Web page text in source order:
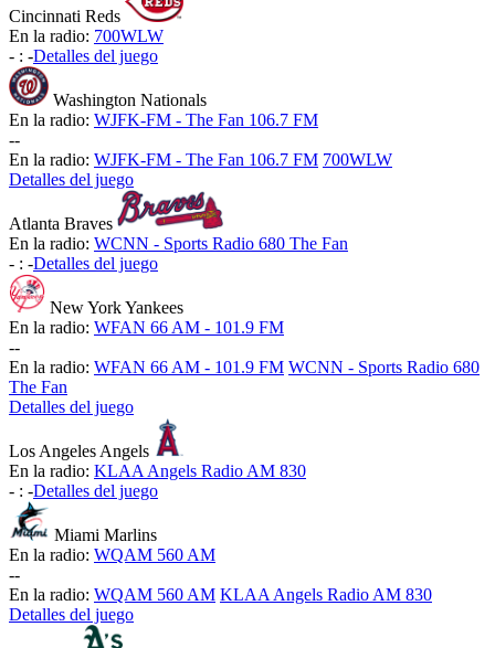
Cincinnati Reds
En la radio: 700WLW
- : -Detalles del juego
Washington Nationals
En la radio: WJFK-FM - The Fan 106.7 FM
--
En la radio: WJFK-FM - The Fan 106.7 FM 700WLW
Detalles del juego
Atlanta Braves
En la radio: WCNN - Sports Radio 680 The Fan
- : -Detalles del juego
New York Yankees
En la radio: WFAN 66 AM - 101.9 FM
--
En la radio: WFAN 66 AM - 101.9 FM WCNN - Sports Radio 680
The Fan
Detalles del juego
Los Angeles Angels
En la radio: KLAA Angels Radio AM 830
- : -Detalles del juego
Miami Marlins
En la radio: WQAM 560 AM
--
En la radio: WQAM 560 AM KLAA Angels Radio AM 830
Detalles del juego